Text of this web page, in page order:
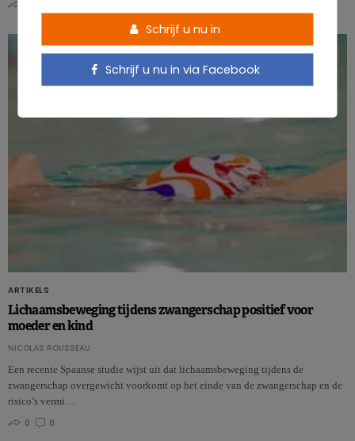
ARTIKELS
Lichaamsbeweging tijdens zwangerschap positief voor
moeder en kind
NICOLAS ROUSSEAU
Een recente Spaanse studie wijst uit dat lichaamsbeweging tijdens de
zwangerschap overgewicht voorkomt op het einde van de zwangerschap en de
risico’s vermi…
0
0
Schrijf u nu in
Schrijf u nu in via Facebook